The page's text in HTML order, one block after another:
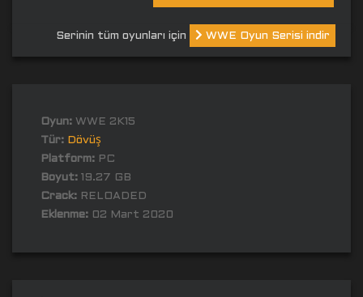
Serinin tüm oyunları için WWE Oyun Serisi indir
Oyun: WWE 2K15
Tür: Dövüş
Platform: PC
Boyut: 19.27 GB
Crack: RELOADED
Eklenme: 02 Mart 2020